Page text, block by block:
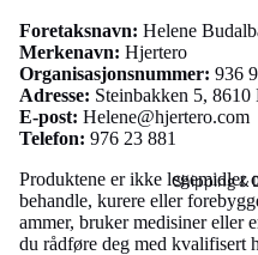
Shipping &
Foretaksnavn: Helene
Merkenavn: Hjertero
Organisasjonsnummer: 936
Adresse: Steinbakken 5,
E-post: Helene@hjertero.com
Telefon: 976 23 881
Produktene er ikke legemidler
behandle, kurere eller
ammer, bruker medisiner eller
du rådføre deg med kvalifisert